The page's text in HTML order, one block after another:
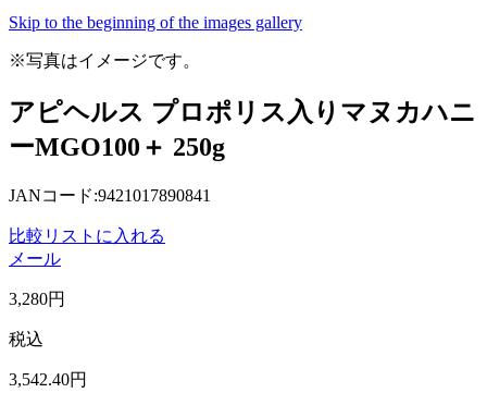
Skip to the beginning of the images gallery
※写真はイメージです。
アピヘルス プロポリス入りマヌカハニ
ーMGO100＋ 250g
JANコード:9421017890841
比較リストに入れる
メール
3,280円
税込
3,542.40円